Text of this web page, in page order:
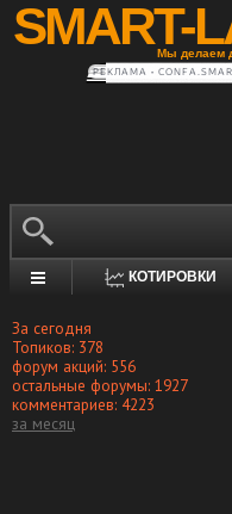
SMART-
Мы делаем
РЕКЛАМА •
КОТИРОВКИ
За сегодня
Топиков: 378
форум акций: 556
остальные форумы: 1927
комментариев: 4223
за месяц